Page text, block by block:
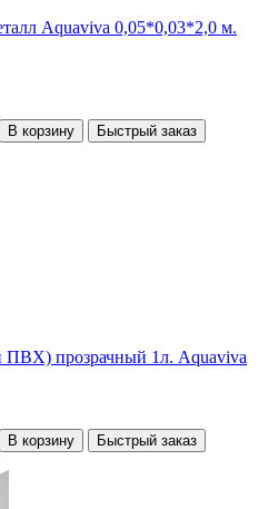
Aquaviva 0,05*0,03*2,0 м.
В корзину Быстрый заказ
ПВХ) прозрачный 1л. Aquaviva
В корзину Быстрый заказ